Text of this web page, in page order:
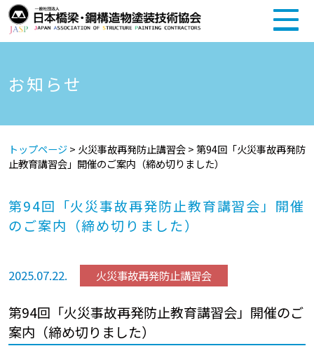
お知らせ
トップページ> 火災事故再発防止講習会>第94回「火災事故再発防
止教育講習会」開催のご案内（締め切りました）
第94回「火災事故再発防止教育講習会」開催
のご案内（締め切りました）
2025.07.22. 火災事故再発防止講習会
第94回「火災事故再発防止教育講習会」開催のご
案内（締め切りました）